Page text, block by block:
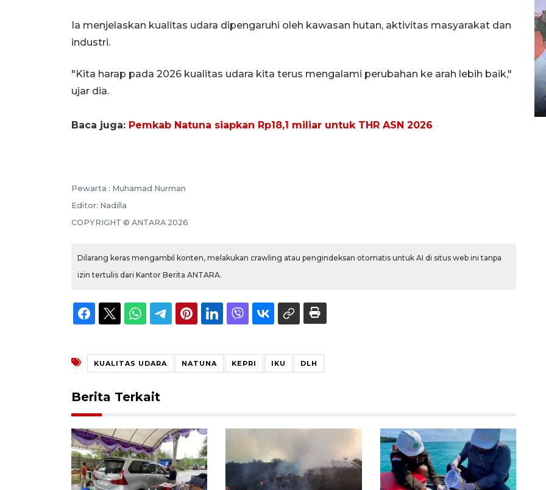
Ia menjelaskan kualitas udara dipengaruhi oleh kawasan hutan, aktivitas masyarakat dan
industri.
"Kita harap pada 2026 kualitas udara kita terus mengalami perubahan ke arah lebih baik,"
ujar dia.
Baca juga: Pemkab Natuna siapkan Rp18,1 miliar untuk THR ASN 2026
Pewarta : Muhamad Nurman
Editor: Nadilla
COPYRIGHT © ANTARA 2026
Dilarang keras mengambil konten, melakukan crawling atau pengindeksan otomatis untuk AI di situs web ini tanpa
izin tertulis dari Kantor Berita ANTARA.
KUALITAS UDARA NATUNA KEPRI IKU DLH
Berita Terkait
Distribusi logistik pemilu